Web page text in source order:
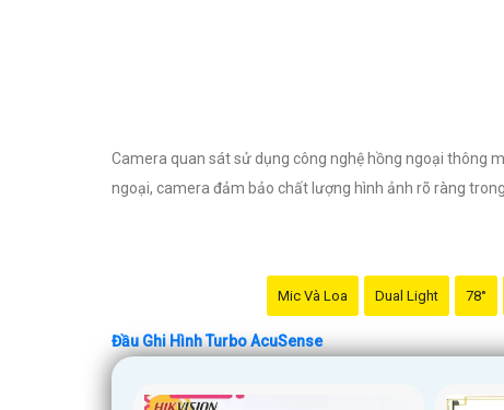
Camera quan sát sử dụng công nghệ hồng ngoại thông
ngoại, camera đảm bảo chất lượng hình ảnh rõ ràng
Mic Và Loa Dual Light 78°
Đầu Ghi Hình Turbo AcuSense